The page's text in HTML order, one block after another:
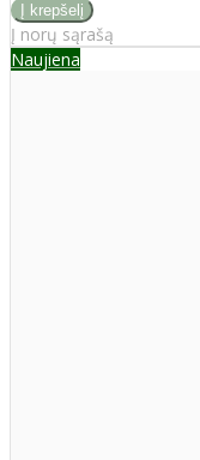
Į norų sąrašą
Naujiena